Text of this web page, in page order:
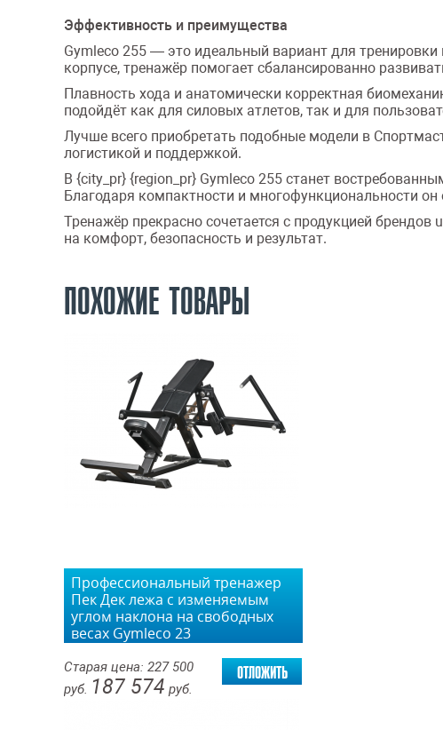
Эффективность и преимущества
Gymleco 255 — это идеальный вариант для
корпусе, тренажёр помогает сбалансированно
Плавность хода и анатомически корректная
подойдёт как для силовых атлетов, так и для
Лучше всего приобретать подобные модели в
логистикой и поддержкой.
В {city_pr} {region_pr} Gymleco 255 станет
Благодаря компактности и многофункциональности
Тренажёр прекрасно сочетается с продукцией
на комфорт, безопасность и результат.
ПОХОЖИЕ ТОВАРЫ
Профессиональный тренажер
Пек Дек лежа с изменяемым
углом наклона на свободных
весах Gymleco 23
Старая цена: 227 500
руб. 187 574 руб.
отложить